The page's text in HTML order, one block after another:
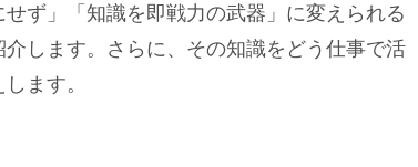
ず」「知識を即戦力の武器」に変えられる
します。さらに、その知識をどう仕事で活
ます。